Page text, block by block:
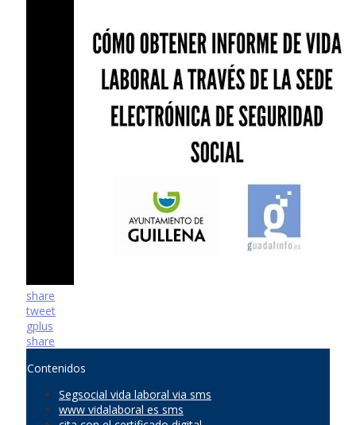
share
tweet
gplus
share
Contenidos
Segsocial vida laboral via sms
www vidalaboral es sms